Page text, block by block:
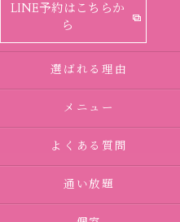
LINE予約はこちらか
ら
選ばれる理由
メニュー
よくある質問
通い放題